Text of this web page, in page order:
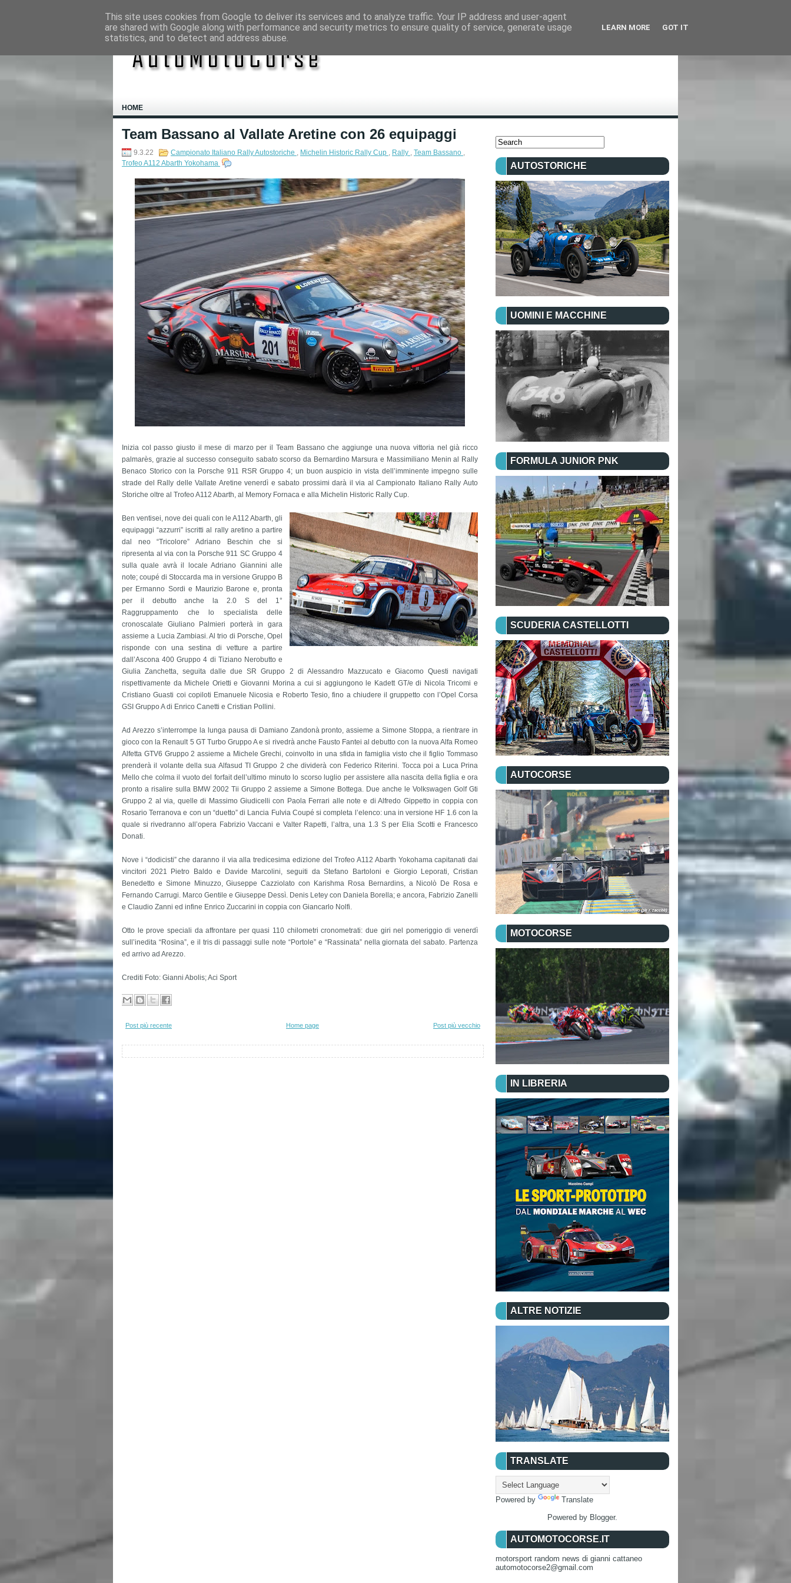
HOME
Team Bassano al Vallate Aretine con 26 equipaggi
9.3.22 Campionato Italiano Rally Autostoriche , Michelin Historic Rally Cup , Rally , Team Bassano ,
Trofeo A112 Abarth Yokohama
Inizia col passo giusto il mese di marzo per il Team Bassano che aggiunge una nuova vittoria nel già ricco
palmarès, grazie al successo conseguito sabato scorso da Bernardino Marsura e Massimiliano Menin al Rally
Benaco Storico con la Porsche 911 RSR Gruppo 4; un buon auspicio in vista dell’imminente impegno sulle
strade del Rally delle Vallate Aretine venerdì e sabato prossimi darà il via al Campionato Italiano Rally Auto
Storiche oltre al Trofeo A112 Abarth, al Memory Fornaca e alla Michelin Historic Rally Cup.
Ben ventisei, nove dei quali con le A112 Abarth, gli
equipaggi “azzurri” iscritti al rally aretino a partire
dal neo “Tricolore” Adriano Beschin che si
ripresenta al via con la Porsche 911 SC Gruppo 4
sulla quale avrà il locale Adriano Giannini alle
note; coupé di Stoccarda ma in versione Gruppo B
per Ermanno Sordi e Maurizio Barone e, pronta
per il debutto anche la 2.0 S del 1°
Raggruppamento che lo specialista delle
cronoscalate Giuliano Palmieri porterà in gara
assieme a Lucia Zambiasi. Al trio di Porsche, Opel
risponde con una sestina di vetture a partire
dall’Ascona 400 Gruppo 4 di Tiziano Nerobutto e
Giulia Zanchetta, seguita dalle due SR Gruppo 2 di Alessandro Mazzucato e Giacomo Questi navigati
rispettivamente da Michele Orietti e Giovanni Morina a cui si aggiungono le Kadett GT/e di Nicola Tricomi e
Cristiano Guasti coi copiloti Emanuele Nicosia e Roberto Tesio, fino a chiudere il gruppetto con l’Opel Corsa
GSI Gruppo A di Enrico Canetti e Cristian Pollini.
Ad Arezzo s’interrompe la lunga pausa di Damiano Zandonà pronto, assieme a Simone Stoppa, a rientrare in
gioco con la Renault 5 GT Turbo Gruppo A e si rivedrà anche Fausto Fantei al debutto con la nuova Alfa Romeo
Alfetta GTV6 Gruppo 2 assieme a Michele Grechi, coinvolto in una sfida in famiglia visto che il figlio Tommaso
prenderà il volante della sua Alfasud TI Gruppo 2 che dividerà con Federico Riterini. Tocca poi a Luca Prina
Mello che colma il vuoto del forfait dell’ultimo minuto lo scorso luglio per assistere alla nascita della figlia e ora
pronto a risalire sulla BMW 2002 Tii Gruppo 2 assieme a Simone Bottega. Due anche le Volkswagen Golf Gti
Gruppo 2 al via, quelle di Massimo Giudicelli con Paola Ferrari alle note e di Alfredo Gippetto in coppia con
Rosario Terranova e con un “duetto” di Lancia Fulvia Coupé si completa l’elenco: una in versione HF 1.6 con la
quale si rivedranno all’opera Fabrizio Vaccani e Valter Rapetti, l’altra, una 1.3 S per Elia Scotti e Francesco
Donati.
Nove i “dodicisti” che daranno il via alla tredicesima edizione del Trofeo A112 Abarth Yokohama capitanati dai
vincitori 2021 Pietro Baldo e Davide Marcolini, seguiti da Stefano Bartoloni e Giorgio Leporati, Cristian
Benedetto e Simone Minuzzo, Giuseppe Cazziolato con Karishma Rosa Bernardins, a Nicolò De Rosa e
Fernando Carrugi. Marco Gentile e Giuseppe Dessì. Denis Letey con Daniela Borella; e ancora, Fabrizio Zanelli
e Claudio Zanni ed infine Enrico Zuccarini in coppia con Giancarlo Nolfi.
Otto le prove speciali da affrontare per quasi 110 chilometri cronometrati: due giri nel pomeriggio di venerdì
sull’inedita “Rosina”, e il tris di passaggi sulle note “Portole” e “Rassinata” nella giornata del sabato. Partenza
ed arrivo ad Arezzo.
Crediti Foto: Gianni Abolis; Aci Sport
Post più recente Post più vecchio
Home page
AUTOSTORICHE
UOMINI E MACCHINE
FORMULA JUNIOR PNK
SCUDERIA CASTELLOTTI
AUTOCORSE
MOTOCORSE
IN LIBRERIA
ALTRE NOTIZIE
TRANSLATE
Powered by
Translate
Powered by Blogger.
AUTOMOTOCORSE.IT
motorsport random news di gianni cattaneo
automotocorse2@gmail.com
This site uses cookies from Google to deliver its services and to analyze traffic. Your IP address and user-agent
are shared with Google along with performance and security metrics to ensure quality of service, generate usage
statistics, and to detect and address abuse.
LEARN MORE GOT IT